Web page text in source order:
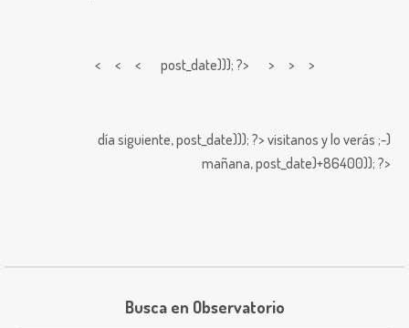
< < < post_date))); ?> > > >
día siguiente,post_date))); ?> visitanos y lo verás ;-)
mañana,post_date)+86400)); ?>
Busca en Observatorio